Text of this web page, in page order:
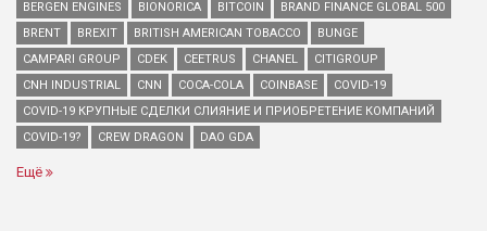
BERGEN ENGINES
BIONORICA BITCOIN
BRAND FINANCE GLOBAL 500
BRENT
BREXIT BRITISH AMERICAN TOBACCO
BUNGE
CAMPARI GROUP
CDEK CEETRUS CHANEL
CITIGROUP
CNH INDUSTRIAL
CNN COCA-COLA COINBASE
COVID-19
COVID-19 КРУПНЫЕ СДЕЛКИ СЛИЯНИЕ И ПРИОБРЕТЕНИЕ КОМПАНИЙ
COVID-19?
CREW DRAGON DAO GDA
Ещё